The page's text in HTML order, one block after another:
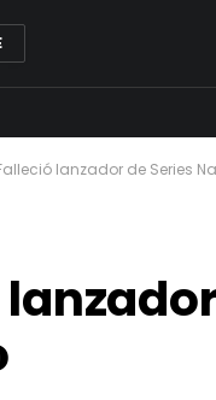
lanzador de Series